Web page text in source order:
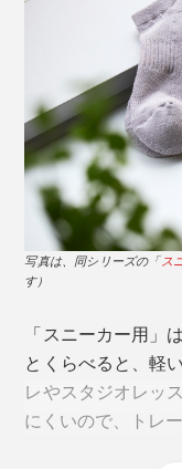
写真は、ブラック×ホワイト
汗を吸っては、放
靴下編み機は、針
すが、『
もの回転数で、ゆ
る検品を重ねて、
写真は、左からネイビー×
自然な光沢感があ
いっそう必要です。
例えば、和紙糸を
で、編み糸に負荷
写真は、同シリーズの「ス
す）
「スニーカー用」
とくらべると、軽
レやスタジオレッ
にくいので、トレ